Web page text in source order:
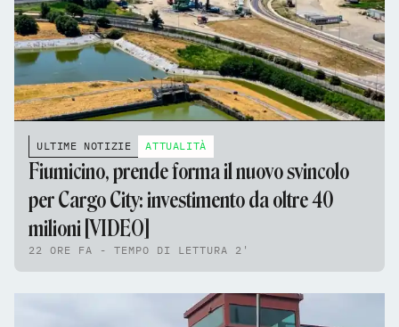
ULTIME NOTIZIE ATTUALITÀ
Fiumicino, prende forma il nuovo svincolo
per Cargo City: investimento da oltre 40
milioni [VIDEO]
22 ORE FA - TEMPO DI LETTURA 2'